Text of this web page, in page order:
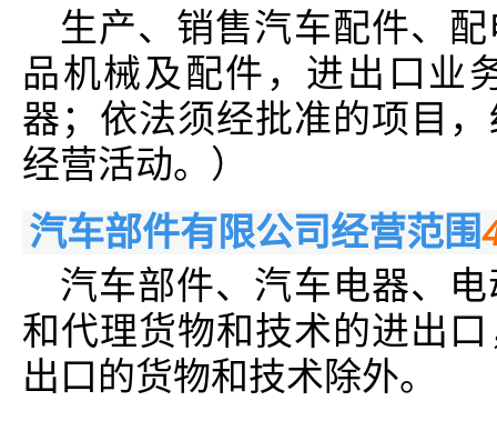
生产、销售汽车配件、
品机械及配件，进出口业
器；依法须经批准的项目
经营活动。）
汽车部件有限公司经营范围
汽车部件、汽车电器、
和代理货物和技术的进出
出口的货物和技术除外。